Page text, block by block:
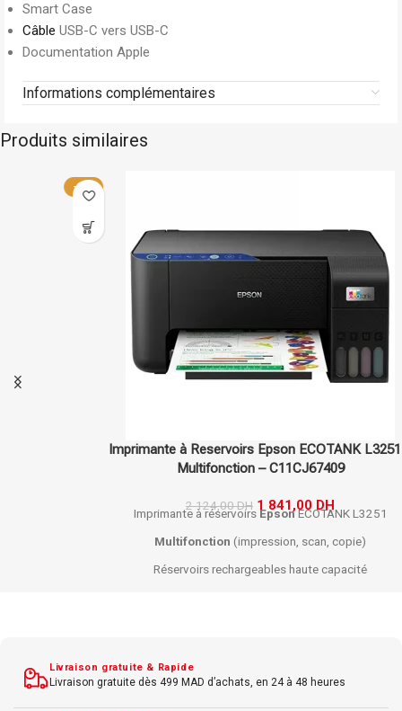
Smart Case
Câble USB-C vers USB-C
Documentation Apple
Informations complémentaires
Produits similaires
Imprimante à Reservoirs Epson ECOTANK L3251 –
Multifonction – C11CJ67409
Epson
DH 1 841,00 DH
Imprimante à réservoirsEpsonECOTANK L3251
Multifonction(impression, scan, copie)
Réservoirs rechargeables haute capacité
Capacité papier : 100 feuilles
Livraison gratuite & Rapide
Livraison gratuite dès 499 MAD d’achats, en 24 à 48 heures